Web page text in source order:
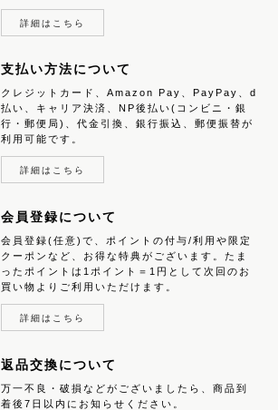
詳細はこちら
支払い方法について
クレジットカード、Amazon Pay、PayPay、d
払い、キャリア決済、NP後払い(コンビニ・銀
行・郵便局)、代金引換、銀行振込、郵便振替が
利用可能です。
詳細はこちら
会員登録について
会員登録(任意)で、ポイントの付与/利用や限定
クーポンなど、お得な特典がございます。たま
ったポイントは1ポイント＝1円として次回のお
買い物よりご利用いただけます。
詳細はこちら
返品交換について
万一不良・破損などがございましたら、商品到
着後7日以内にお知らせください。